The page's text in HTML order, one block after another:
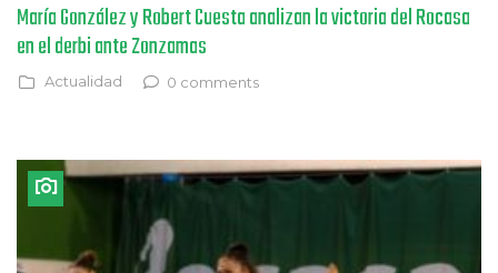
María González y Robert Cuesta analizan la victoria del Rocasa
en el derbi ante Zonzamas
Actualidad 0 comments